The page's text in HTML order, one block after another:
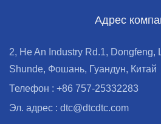
Адрес
2, He An Industry Rd.1, Dongfeng,
Shunde, Фошань, Гуандун, Китай
Телефон : +86 757-25332283
Эл. адрес : dtc@dtcdtc.com